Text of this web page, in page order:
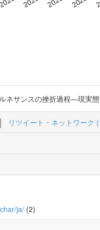
サンスの挫折過程―現実
リツイート・ネットワーク
ja/ (2)